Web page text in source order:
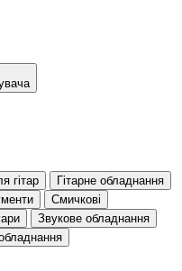
гітар
Гітарне обладнання
Смичкові
Звукове обладнання